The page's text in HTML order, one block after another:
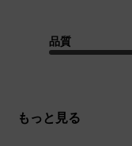
品質
もっと見る